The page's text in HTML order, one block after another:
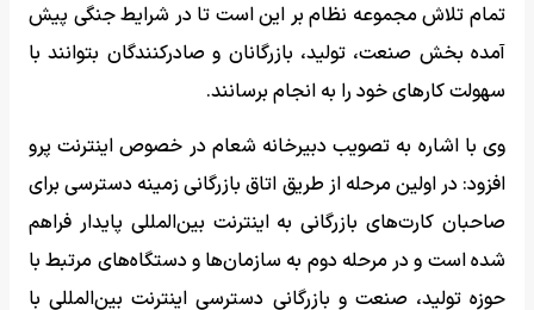
تمام تلاش مجموعه نظام بر این است تا در شرایط جنگی پیش
آمده بخش صنعت، تولید، بازرگانان و صادرکنندگان بتوانند با
سهولت کار‌های خود را به انجام برسانند.
وی با اشاره به تصویب دبیرخانه شعام در خصوص اینترنت پرو
افزود: در اولین مرحله از طریق اتاق بازرگانی زمینه دسترسی برای
صاحبان کارت‌های بازرگانی به اینترنت بین‌المللی پایدار فراهم
شده است و در مرحله دوم به سازمان‌ها و دستگاه‌های مرتبط با
حوزه تولید، صنعت و بازرگانی دسترسی اینترنت بین‌المللی با